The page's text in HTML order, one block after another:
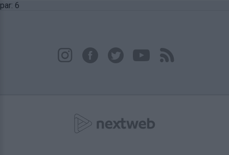
par: 6